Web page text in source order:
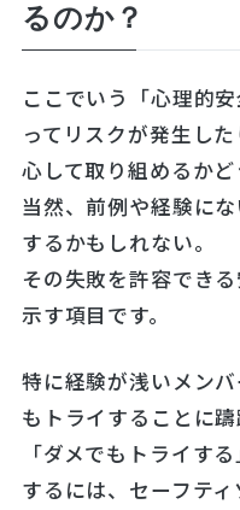
るのか？
ここでいう「心理的
ってリスクが発生し
心して取り組めるかど
当然、前例や経験に
するかもしれない。
その失敗を許容でき
示す項目です。
特に経験が浅いメン
もトライすることに躊
「ダメでもトライす
するには、セーフテ